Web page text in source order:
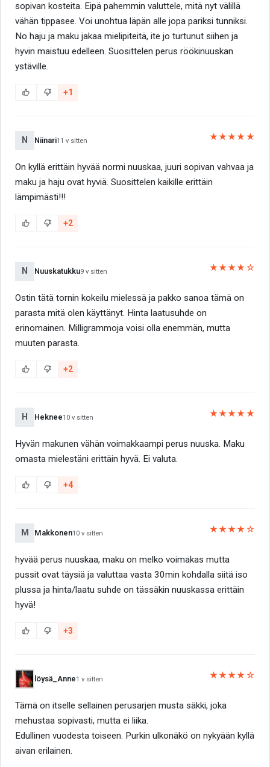
sopivan kosteita. Eipä pahemmin valuttele, mitä nyt välillä
vähän tippasee. Voi unohtua läpän alle jopa pariksi tunniksi.
No haju ja maku jakaa mielipiteitä, ite jo turtunut siihen ja
hyvin maistuu edelleen. Suosittelen perus röökinuuskan
ystäville.
+1
N Niinari11 v sitten ★★★★★
On kyllä erittäin hyvää normi nuuskaa, juuri sopivan vahvaa ja
maku ja haju ovat hyviä. Suosittelen kaikille erittäin
lämpimästi!!!
+2
N Nuuskatukku9 v sitten ★★★★☆
Ostin tätä tornin kokeilu mielessä ja pakko sanoa tämä on
parasta mitä olen käyttänyt. Hinta laatusuhde on
erinomainen. Milligrammoja voisi olla enemmän, mutta
muuten parasta.
+2
H Heknee10 v sitten ★★★★★
Hyvän makunen vähän voimakkaampi perus nuuska. Maku
omasta mielestäni erittäin hyvä. Ei valuta.
+4
M Makkonen10 v sitten ★★★★☆
hyvää perus nuuskaa, maku on melko voimakas mutta
pussit ovat täysiä ja valuttaa vasta 30min kohdalla siitä iso
plussa ja hinta/laatu suhde on tässäkin nuuskassa erittäin
hyvä!
+3
löysä_Anne1 v sitten ★★★★☆
Tämä on itselle sellainen perusarjen musta säkki, joka
mehustaa sopivasti, mutta ei liika.
Edullinen vuodesta toiseen. Purkin ulkonäkö on nykyään kyllä
aivan erilainen.